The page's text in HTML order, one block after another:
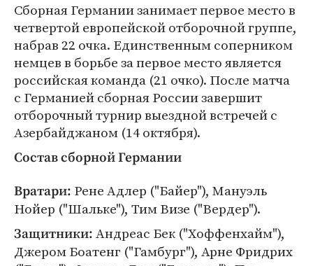
Сборная Германии занимает первое место в
четвертой европейской отборочной группе,
набрав 22 очка. Единственным соперником
немцев в борьбе за первое место является
российская команда (21 очко). После матча
с Германией сборная России завершит
отборочный турнир выездной встречей с
Азербайджаном (14 октября).
Состав сборной Германии
Вратари: Рене Адлер ("Байер"), Мануэль
Нойер ("Шальке"), Тим Визе ("Вердер").
Защитники: Андреас Бек ("Хоффенхайм"),
Джером Боатенг ("Гамбург"), Арне Фридрих